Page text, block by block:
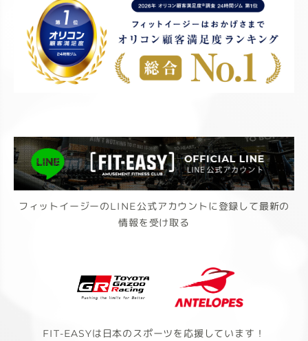
フィットイージーのLINE公式アカウントに登録して最新の
情報を受け取る
FIT-EASYは日本のスポーツを応援しています！